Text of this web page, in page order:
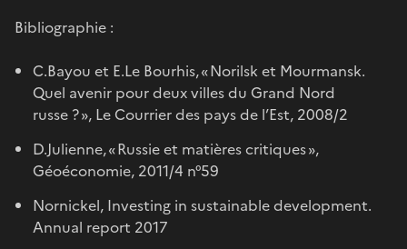
Bibliographie :
C.Bayou et E.Le Bourhis, « Norilsk et Mourmansk.
Quel avenir pour deux villes du Grand Nord
russe ? », Le Courrier des pays de l’Est, 2008/2
D.Julienne, « Russie et matières critiques »,
Géoéconomie, 2011/4 n°59
Nornickel, Investing in sustainable development.
Annual report 2017